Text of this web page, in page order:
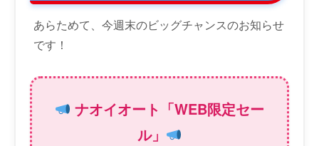
あらためて、今週末のビッグチャンスのお知らせ
です！
ナオイオート「WEB限定セー
ル」